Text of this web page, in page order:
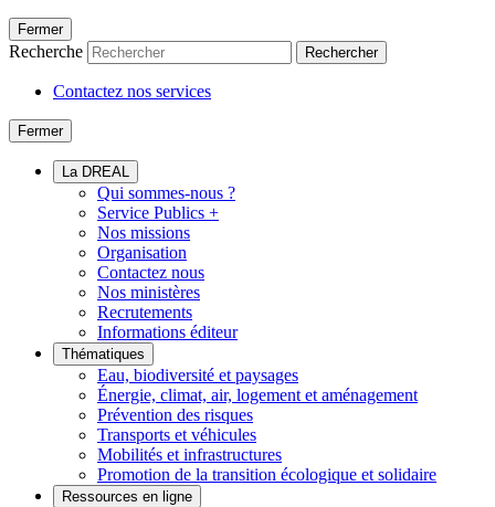
Fermer
Recherche Rechercher
Contactez nos services
Fermer
La DREAL
Qui sommes-nous ?
Service Publics +
Nos missions
Organisation
Contactez nous
Nos ministères
Recrutements
Informations éditeur
Thématiques
Eau, biodiversité et paysages
Énergie, climat, air, logement et aménagement
Prévention des risques
Transports et véhicules
Mobilités et infrastructures
Promotion de la transition écologique et solidaire
Ressources en ligne